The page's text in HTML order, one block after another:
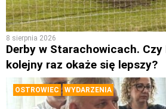
8 sierpnia 2026
Derby w Starachowicach. Czy
kolejny raz okaże się lepszy?
OSTROWIEC WYDARZENIA